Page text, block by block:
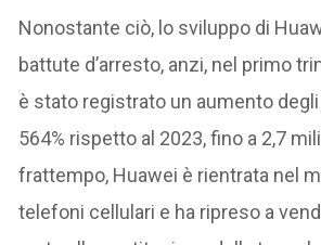
Nonostante ciò, lo sviluppo di
battute d’arresto, anzi, nel primo
è stato registrato un aumento
564% rispetto al 2023, fino a 2,7
frattempo, Huawei è rientrata nel
telefoni cellulari e ha ripreso a